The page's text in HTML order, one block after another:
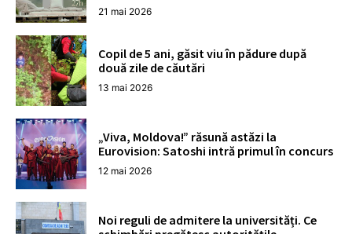
21 mai 2026
Copil de 5 ani, găsit viu în pădure după
două zile de căutări
13 mai 2026
„Viva, Moldova!” răsună astăzi la
Eurovision: Satoshi intră primul în concurs
12 mai 2026
Noi reguli de admitere la universități. Ce